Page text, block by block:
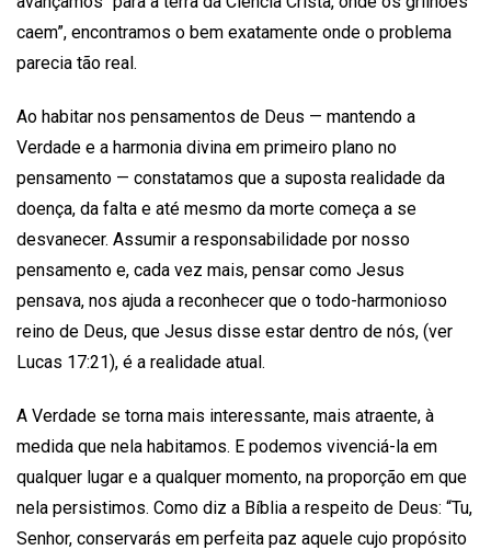
caem”, encontramos o bem exatamente onde o problema
parecia tão real.
Ao habitar nos pensamentos de Deus — mantendo a
Verdade e a harmonia divina em primeiro plano no
pensamento — constatamos que a suposta realidade da
doença, da falta e até mesmo da morte começa a se
desvanecer. Assumir a responsabilidade por nosso
pensamento e, cada vez mais, pensar como Jesus
pensava, nos ajuda a reconhecer que o todo-harmonioso
reino de Deus, que Jesus disse estar dentro de nós, (ver
Lucas 17:21), é a realidade atual.
A Verdade se torna mais interessante, mais atraente, à
medida que nela habitamos. E podemos vivenciá-la em
qualquer lugar e a qualquer momento, na proporção em que
nela persistimos. Como diz a Bíblia a respeito de Deus: “Tu,
Senhor, conservarás em perfeita paz aquele cujo propósito